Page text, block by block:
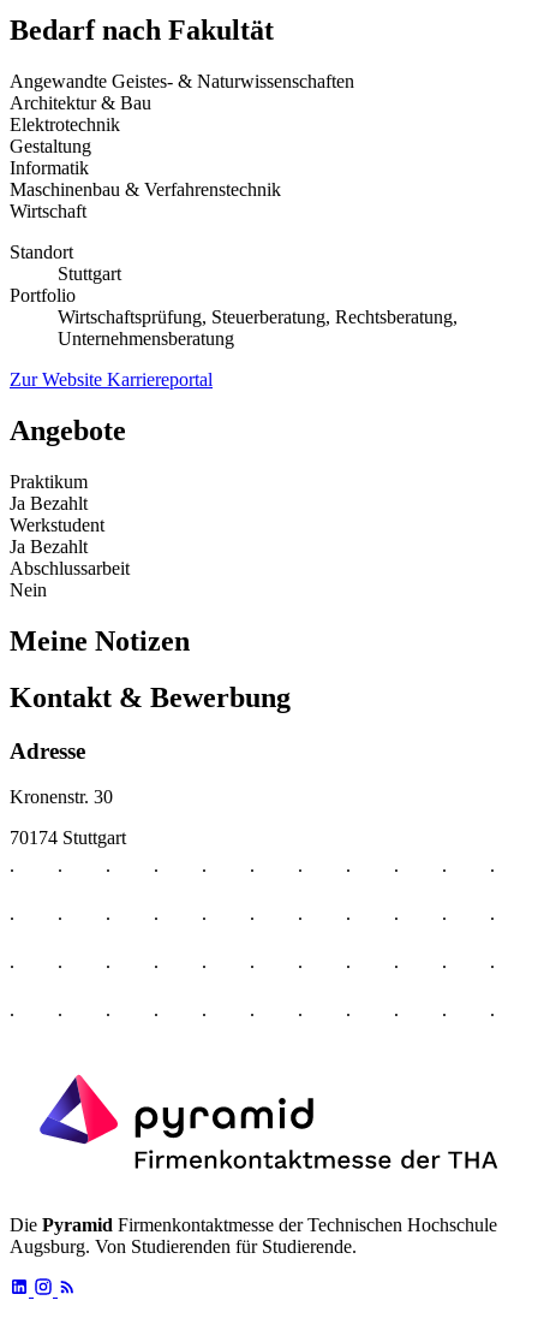
Bedarf nach Fakultät
Angewandte Geistes- & Naturwissenschaften
Architektur & Bau
Elektrotechnik
Gestaltung
Informatik
Maschinenbau & Verfahrenstechnik
Wirtschaft
Standort
Stuttgart
Portfolio
Wirtschaftsprüfung, Steuerberatung, Rechtsberatung,
Unternehmensberatung
Zur Website Karriereportal
Angebote
Praktikum
Ja Bezahlt
Werkstudent
Ja Bezahlt
Abschlussarbeit
Nein
Meine Notizen
Kontakt & Bewerbung
Adresse
Kronenstr. 30
70174 Stuttgart
Die Pyramid Firmenkontaktmesse der Technischen Hochschule
Augsburg. Von Studierenden für Studierende.